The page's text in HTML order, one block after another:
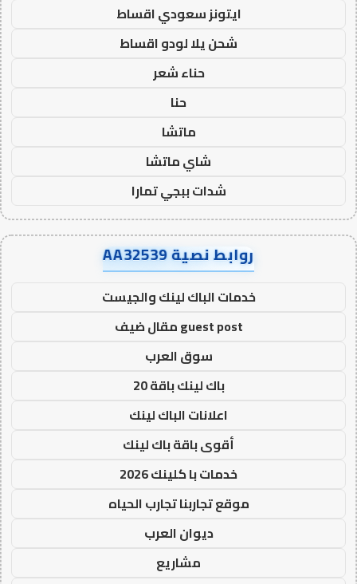
ايتونز سعودي اقساط
شحن يلا لودو اقساط
حناء شعر
حنا
ماتشا
شاي ماتشا
شدات ببجي تمارا
روابط نصية AA32539
خدمات الباك لينك والجيست
guest post مقال ضيف
سوق العرب
باك لينك باقة 20
اعلانات الباك لينك
أقوى باقة باك لينك
خدمات با كلينك 2026
موقع تجاربنا تجارب الحياه
ديوان العرب
مشاريع